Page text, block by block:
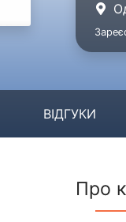
ВІДГУКИ
Про